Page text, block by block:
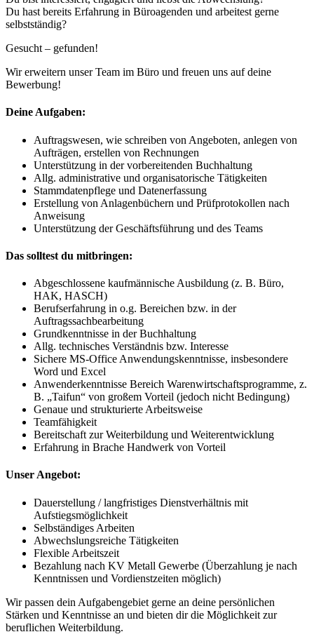
Du hast bereits Erfahrung in Büroagenden und arbeitest gerne
selbstständig?
Gesucht – gefunden!
Wir erweitern unser Team im Büro und freuen uns auf deine
Bewerbung!
Deine Aufgaben:​
Auftragswesen, wie schreiben von Angeboten, anlegen von
Aufträgen, erstellen von Rechnungen
Unterstützung in der vorbereitenden Buchhaltung
Allg. administrative und organisatorische Tätigkeiten
Stammdatenpflege und Datenerfassung
Erstellung von Anlagenbüchern und Prüfprotokollen nach
Anweisung
Unterstützung der Geschäftsführung und des Teams
Das solltest du mitbringen:​
Abgeschlossene kaufmännische Ausbildung (z. B. Büro,
HAK, HASCH)
Berufserfahrung in o.g. Bereichen bzw. in der
Auftragssachbearbeitung
Grundkenntnisse in der Buchhaltung
Allg. technisches Verständnis bzw. Interesse
Sichere MS-Office Anwendungskenntnisse, insbesondere
Word und Excel
Anwenderkenntnisse Bereich Warenwirtschaftsprogramme, z.
B. „Taifun“ von großem Vorteil (jedoch nicht Bedingung)
Genaue und strukturierte Arbeitsweise
Teamfähigkeit
Bereitschaft zur Weiterbildung und Weiterentwicklung
Erfahrung in Brache Handwerk von Vorteil
Unser Angebot:​
Dauerstellung / langfristiges Dienstverhältnis mit
Aufstiegsmöglichkeit
Selbständiges Arbeiten
Abwechslungsreiche Tätigkeiten
Flexible Arbeitszeit
Bezahlung nach KV Metall Gewerbe (Überzahlung je nach
Kenntnissen und Vordienstzeiten möglich)
Wir passen dein Aufgabengebiet gerne an deine persönlichen
Stärken und Kenntnisse an und bieten dir die Möglichkeit zur
beruflichen Weiterbildung.